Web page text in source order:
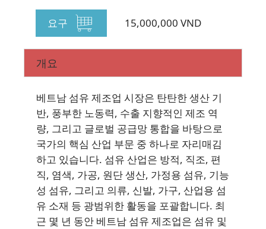
요구 15,000,000 VND
개요
베트남 섬유 제조업 시장은 탄탄한 생산 기
반, 풍부한 노동력, 수출 지향적인 제조 역
량, 그리고 글로벌 공급망 통합을 바탕으로
국가의 핵심 산업 부문 중 하나로 자리매김
하고 있습니다. 섬유 산업은 방적, 직조, 편
직, 염색, 가공, 원단 생산, 가정용 섬유, 기능
성 섬유, 그리고 의류, 신발, 가구, 산업용 섬
유 소재 등 광범위한 활동을 포괄합니다. 최
근 몇 년 동안 베트남 섬유 제조업은 섬유 및